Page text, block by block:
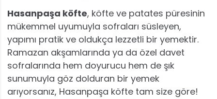
Hasanpaşa köfte, köfte ve patates püresinin
mükemmel uyumuyla sofraları süsleyen,
yapımı pratik ve oldukça lezzetli bir yemektir.
Ramazan akşamlarında ya da özel davet
sofralarında hem doyurucu hem de şık
sunumuyla göz dolduran bir yemek
arıyorsanız, Hasanpaşa köfte tam size göre!